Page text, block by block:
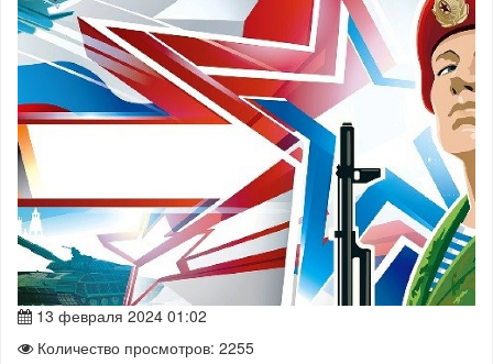
13 февраля 2024 01:02
Количество просмотров: 2255